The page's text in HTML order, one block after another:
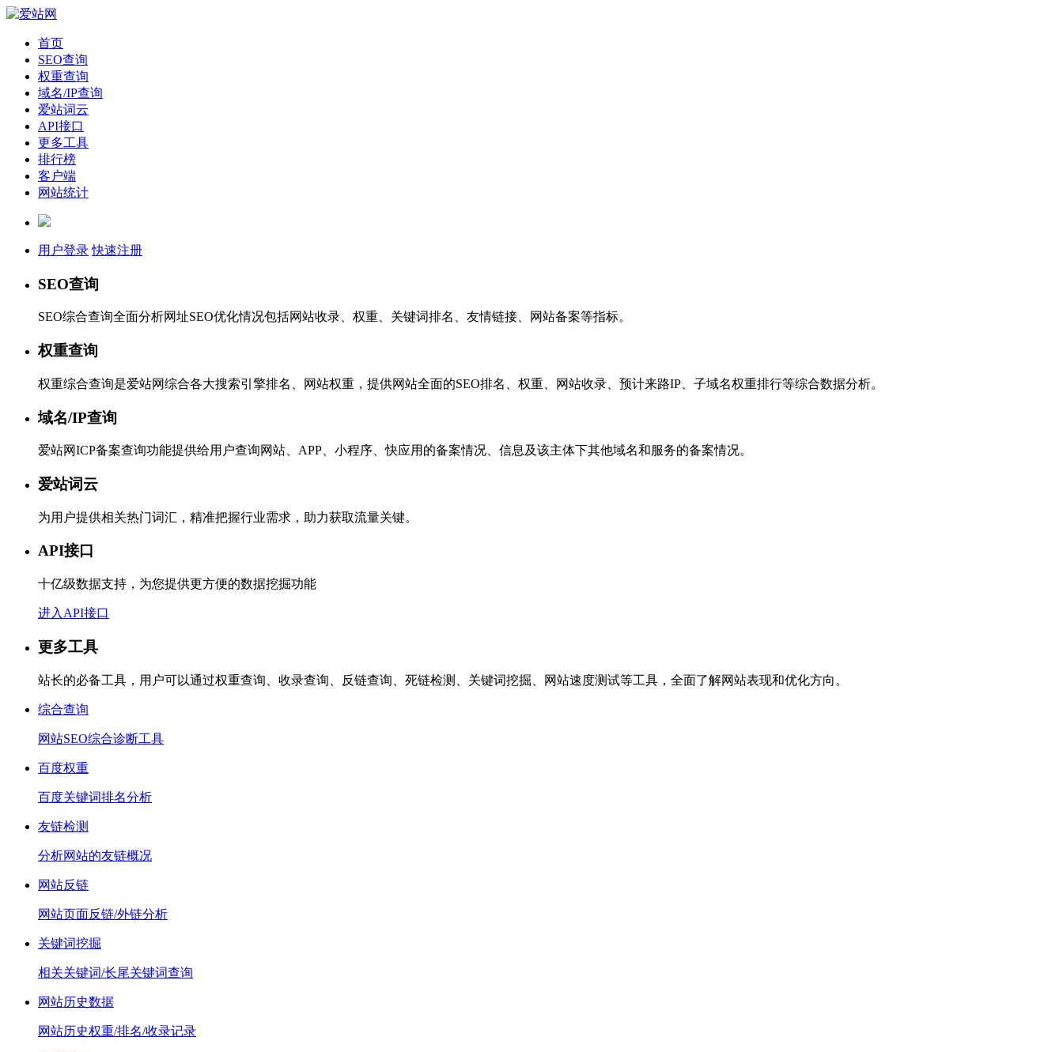
首页
SEO查询
权重查询
域名/IP查询
爱站词云
API接口
更多工具
排行榜
客户端
网站统计
用户登录 快速注册
SEO查询
SEO综合查询全面分析网址SEO优化情况包括网站收录、权重、关键词排名、友情链接、网站备案等指标。
权重查询
权重综合查询是爱站网综合各大搜索引擎排名、网站权重，提供网站全面的SEO排名、权重、网站收录、预计来路IP、子域名权重排行等综合数据分析。
域名/IP查询
爱站网ICP备案查询功能提供给用户查询网站、APP、小程序、快应用的备案情况、信息及该主体下其他域名和服务的备案情况。
爱站词云
为用户提供相关热门词汇，精准把握行业需求，助力获取流量关键。
API接口
十亿级数据支持，为您提供更方便的数据挖掘功能
进入API接口
更多工具
站长的必备工具，用户可以通过权重查询、收录查询、反链查询、死链检测、关键词挖掘、网站速度测试等工具，全面了解网站表现和优化方向。
综合查询
网站SEO综合诊断工具
百度权重
百度关键词排名分析
友链检测
分析网站的友链概况
网站反链
网站页面反链/外链分析
关键词挖掘
相关关键词/长尾关键词查询
网站历史数据
网站历史权重/排名/收录记录